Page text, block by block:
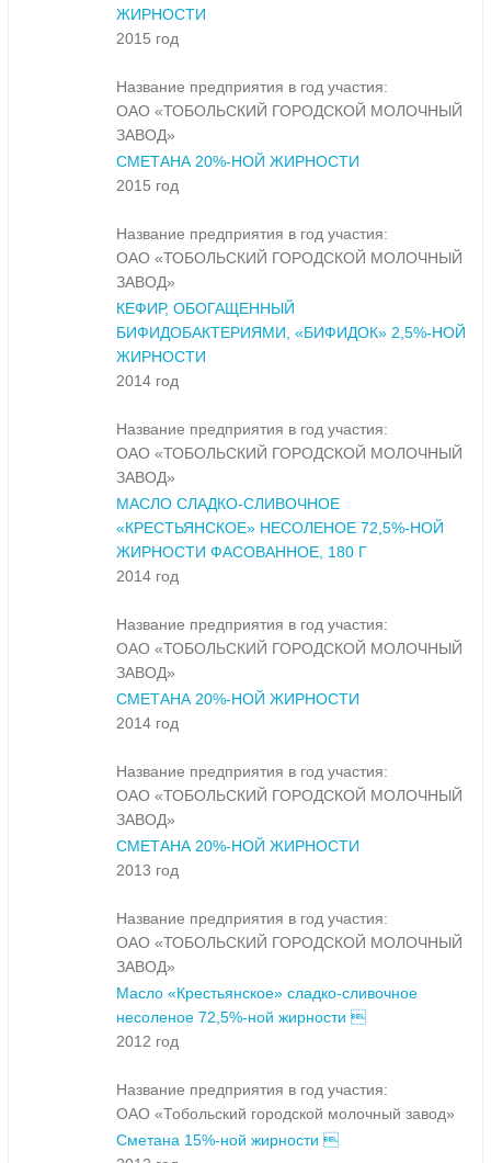
ЖИРНОСТИ
2015 год
Название предприятия в год участия:
ОАО «ТОБОЛЬСКИЙ ГОРОДСКОЙ МОЛОЧНЫЙ
ЗАВОД»
СМЕТАНА 20%-НОЙ ЖИРНОСТИ
2015 год
Название предприятия в год участия:
ОАО «ТОБОЛЬСКИЙ ГОРОДСКОЙ МОЛОЧНЫЙ
ЗАВОД»
КЕФИР, ОБОГАЩЕННЫЙ
БИФИДОБАКТЕРИЯМИ, «БИФИДОК» 2,5%-НОЙ
ЖИРНОСТИ
2014 год
Название предприятия в год участия:
ОАО «ТОБОЛЬСКИЙ ГОРОДСКОЙ МОЛОЧНЫЙ
ЗАВОД»
МАСЛО СЛАДКО-СЛИВОЧНОЕ
«КРЕСТЬЯНСКОЕ» НЕСОЛЕНОЕ 72,5%-НОЙ
ЖИРНОСТИ ФАСОВАННОЕ, 180 Г
2014 год
Название предприятия в год участия:
ОАО «ТОБОЛЬСКИЙ ГОРОДСКОЙ МОЛОЧНЫЙ
ЗАВОД»
СМЕТАНА 20%-НОЙ ЖИРНОСТИ
2014 год
Название предприятия в год участия:
ОАО «ТОБОЛЬСКИЙ ГОРОДСКОЙ МОЛОЧНЫЙ
ЗАВОД»
СМЕТАНА 20%-НОЙ ЖИРНОСТИ
2013 год
Название предприятия в год участия:
ОАО «ТОБОЛЬСКИЙ ГОРОДСКОЙ МОЛОЧНЫЙ
ЗАВОД»
Масло «Крестьянское» сладко-сливочное
несоленое 72,5%-ной жирности 
2012 год
Название предприятия в год участия:
ОАО «Тобольский городской молочный завод»
Сметана 15%-ной жирности 